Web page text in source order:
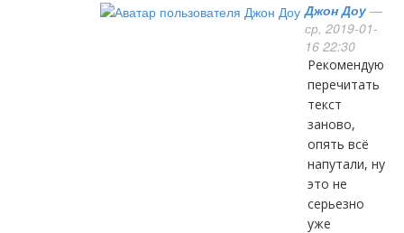
Джон Доу —
ср, 2019-01-
16 22:30
рекомендую
перечитать
текст
заново,
опять всё
напутали, ну
это не
серьезно
уже